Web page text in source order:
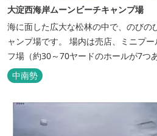
大淀西海岸ムーンビーチキャンプ場
海に面した広大な松林の中で、のびの
ャンプ場です。 場内は売店、ミニプ
フ場（約30～70ヤードのホールが7つ
あります。 目の前の海では、海水浴など安心して楽しめます。周辺
観光地には、伊勢志摩国立公園の玄関
中南勢